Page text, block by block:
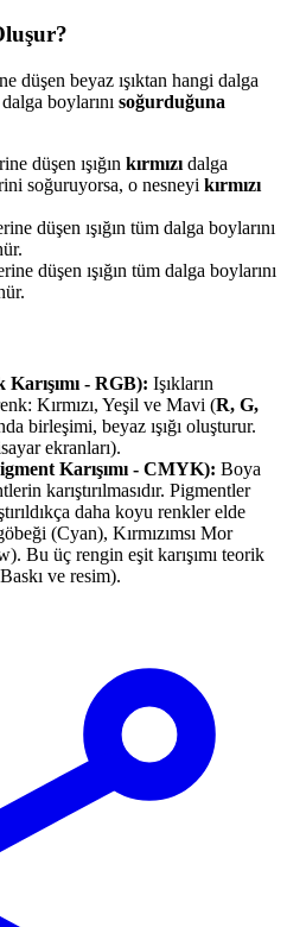
düşen beyaz ışıktan hangi dalga
boylarını soğurduğuna
düşen ışığın kırmızı dalga
soğuruyorsa, o nesneyi kırmızı
düşen ışığın tüm dalga boylarını
düşen ışığın tüm dalga boylarını
- RGB): Işıkların
Kırmızı, Yeşil ve Mavi (R, G,
birleşimi, beyaz ışığı oluşturur.
ekranları).
Karışımı - CMYK): Boya
karıştırılmasıdır. Pigmentler
daha koyu renkler elde
(Cyan), Kırmızımsı Mor
Bu üç rengin eşit karışımı teorik
ve resim).